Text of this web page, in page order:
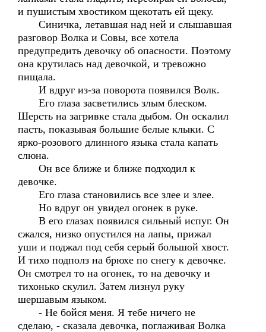
и пушистым хвостиком щекотать ей щеку.
Синичка, летавшая над ней и слышавшая
разговор Волка и Совы, все хотела
предупредить девочку об опасности. Поэтому
она крутилась над девочкой, и тревожно
пищала.
И вдруг из-за поворота появился Волк.
Его глаза засветились злым блеском.
Шерсть на загривке стала дыбом. Он оскалил
пасть, показывая большие белые клыки. С
ярко-розового длинного языка стала капать
слюна.
Он все ближе и ближе подходил к
девочке.
Его глаза становились все злее и злее.
Но вдруг он увидел огонек в руке.
В его глазах появился сильный испуг. Он
сжался, низко опустился на лапы, прижал
уши и поджал под себя серый большой хвост.
И тихо подполз на брюхе по снегу к девочке.
Он смотрел то на огонек, то на девочку и
тихонько скулил. Затем лизнул руку
шершавым языком.
- Не бойся меня. Я тебе ничего не
сделаю, - сказала девочка, поглаживая Волка